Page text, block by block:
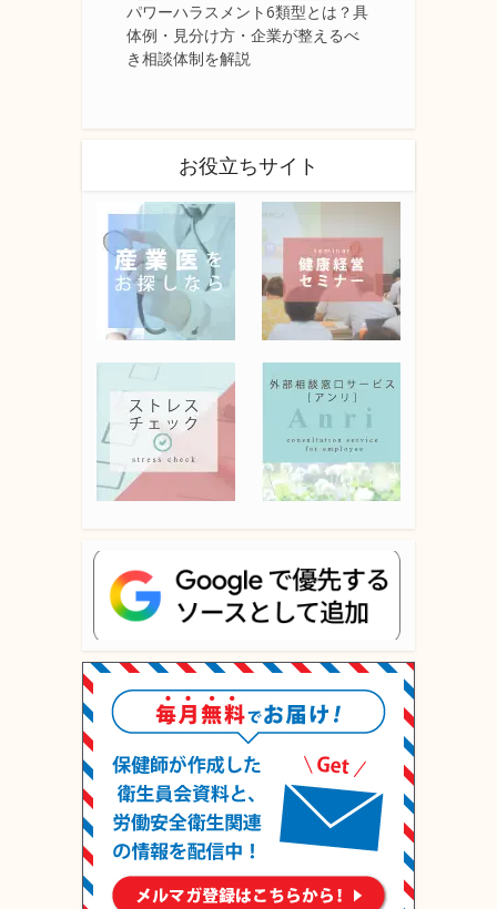
パワーハラスメント6類型とは？具
体例・見分け方・企業が整えるべ
き相談体制を解説
お役立ちサイト